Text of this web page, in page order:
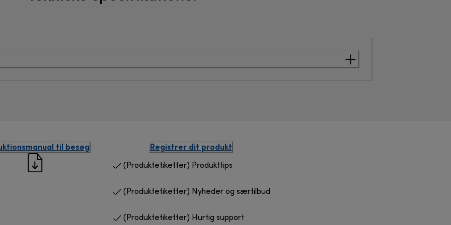
til besøg Registrer dit produkt
(Produktetiketter) Produkttips
(Produktetiketter) Nyheder og særtilbud
(Produktetiketter) Hurtig support